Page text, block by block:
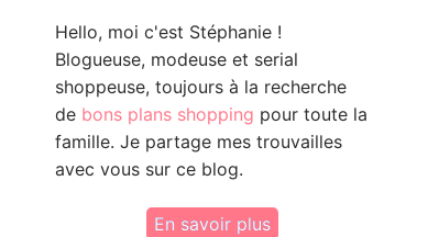
Hello, moi c'est Stéphanie !
Blogueuse, modeuse et serial
shoppeuse, toujours à la recherche
de bons plans shopping pour toute la
famille. Je partage mes trouvailles
avec vous sur ce blog.
En savoir plus